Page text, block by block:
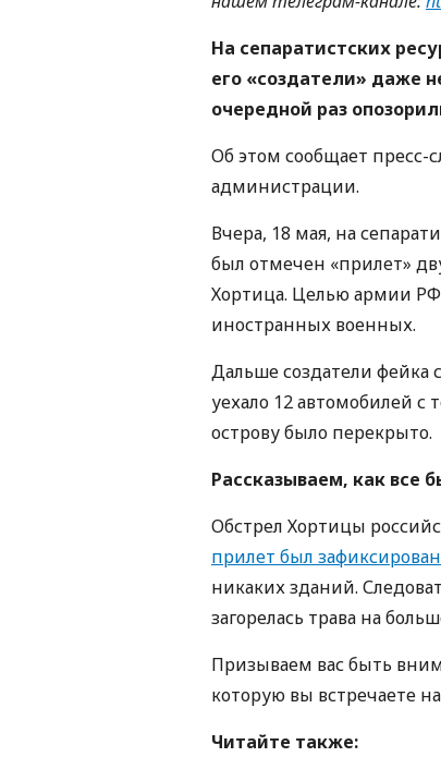
На сепаратистских
его «создатели» даже
очередной раз
Об этом сообщает пресс-
администрации.
Вчера, 18 мая, на
был отмечен «прилет»
Хортица. Целью армии РФ
иностранных военных.
Дальше создатели фейка
уехало 12 автомобилей
острову было перекрыто.
Рассказываем, как все
Обстрел Хортицы
прилет был
никаких зданий.
загорелась трава на
Призываем вас быть
которую вы встречаете
Читайте также: